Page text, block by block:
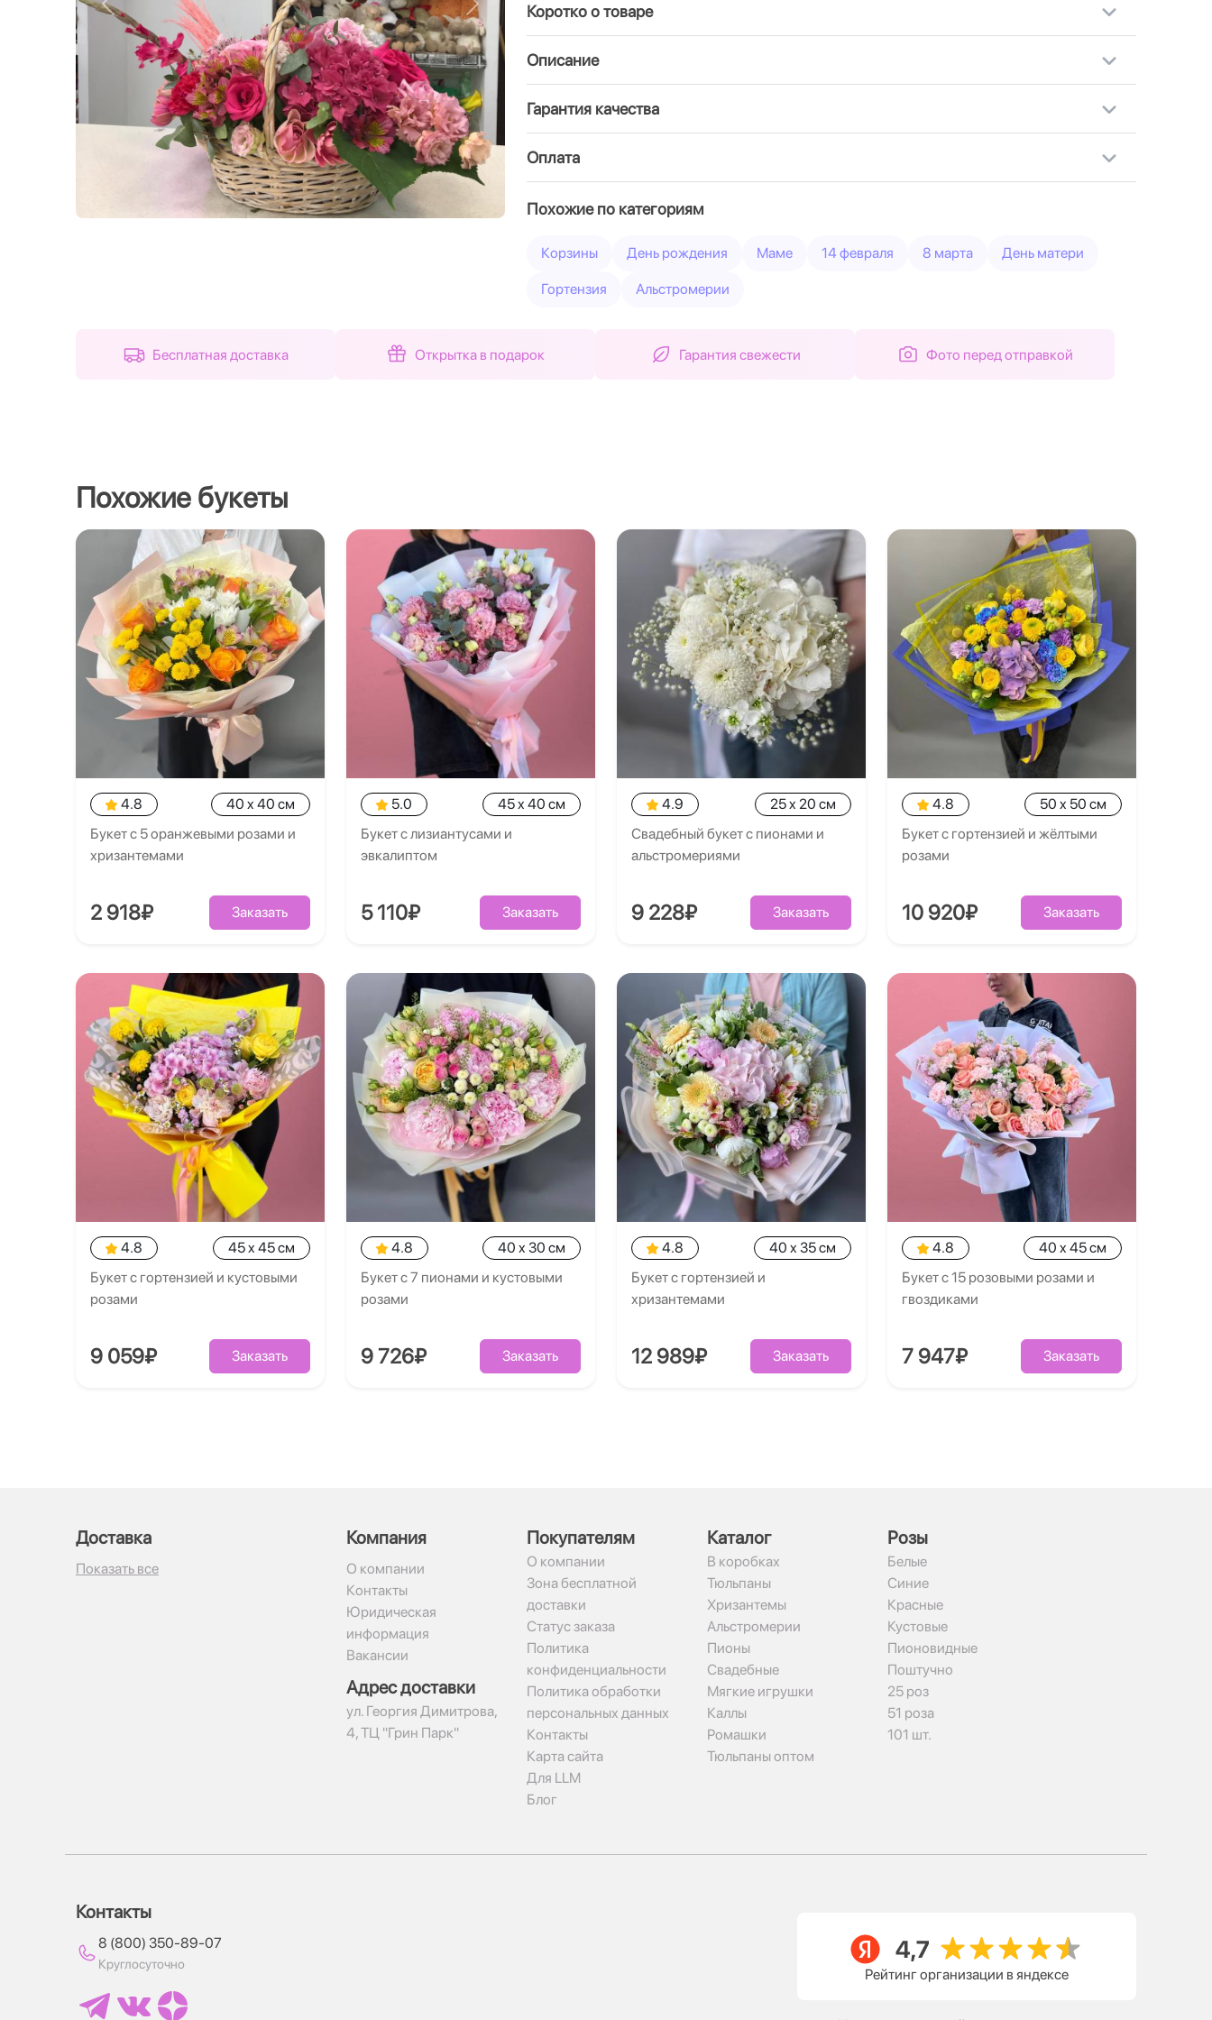
Назад Вперед Коротко о товаре
Описание
Гарантия качества
Оплата
Похожие по категориям
Корзины День рождения Маме 14 февраля 8 марта День матери
Гортензия Альстромерии
Бесплатная доставка Открытка в подарок Гарантия свежести Фото перед отправкой
Похожие букеты
4.8
40 x 40 см
Букет с 5 оранжевыми розами и
хризантемами
2 918₽ Заказать
5.0
45 x 40 см
Букет с лизиантусами и
эвкалиптом
5 110₽ Заказать
4.9
25 x 20 см
Свадебный букет с пионами и
альстромериями
9 228₽ Заказать
4.8
50 x 50 см
Букет с гортензией и жёлтыми
розами
10 920₽ Заказать
4.8
45 x 45 см
Букет с гортензией и кустовыми
розами
9 059₽ Заказать
4.8
40 x 30 см
Букет с 7 пионами и кустовыми
розами
9 726₽ Заказать
4.8
40 x 35 см
Букет с гортензией и
хризантемами
12 989₽ Заказать
4.8
40 x 45 см
Букет с 15 розовыми розами и
гвоздиками
7 947₽ Заказать
Доставка
Показать все
Компания
О компании
Контакты
Юридическая
информация
Вакансии
Адрес доставки
ул. Георгия Димитрова,
4, ТЦ "Грин Парк"
Покупателям
О компании
Зона бесплатной
доставки
Статус заказа
Политика
конфиденциальности
Политика обработки
персональных данных
Контакты
Карта сайта
Для LLM
Блог
Каталог
В коробках
Тюльпаны
Хризантемы
Альстромерии
Пионы
Свадебные
Мягкие игрушки
Каллы
Ромашки
Тюльпаны оптом
Рoзы
Белые
Синие
Красные
Кустовые
Пионовидные
Поштучно
25 роз
51 роза
101 шт.
Контакты
8 (800) 350-89-07
Круглосуточно
Рейтинг организации в яндексе